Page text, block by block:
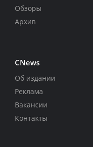
Обзоры
Архив
CNews
Об издании
Реклама
Вакансии
Контакты